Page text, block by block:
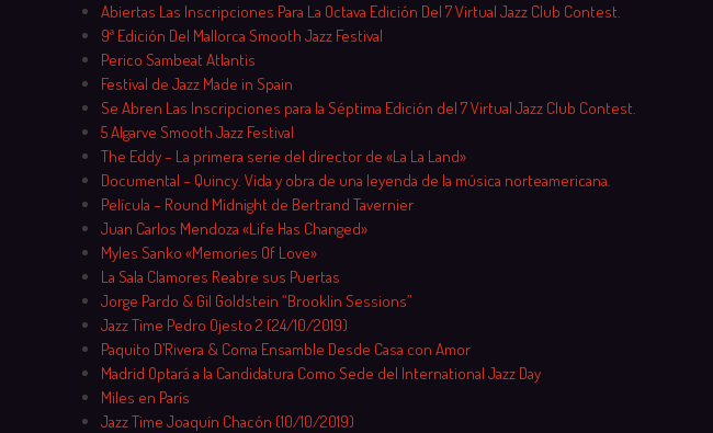
Skip
to
content
Abiertas Las Inscripciones Para La Octava Edición Del 7 Virtual Jazz Club Contest.
9ª Edición Del Mallorca Smooth Jazz Festival
Perico Sambeat Atlantis
Festival de Jazz Made in Spain
Se Abren Las Inscripciones para la Séptima Edición del 7 Virtual Jazz Club Contest.
5 Algarve Smooth Jazz Festival
The Eddy – La primera serie del director de «La La Land»
Documental – Quincy. Vida y obra de una leyenda de la música norteamericana.
Película – Round Midnight de Bertrand Tavernier
Juan Carlos Mendoza «Life Has Changed»
Myles Sanko «Memories Of Love»
La Sala Clamores Reabre sus Puertas
Jorge Pardo & Gil Goldstein “Brooklin Sessions”
Jazz Time Pedro Ojesto 2 (24/10/2019)
Paquito D’Rivera & Coma Ensamble Desde Casa con Amor
Madrid Optará a la Candidatura Como Sede del International Jazz Day
Miles en París
Jazz Time Joaquín Chacón (10/10/2019)